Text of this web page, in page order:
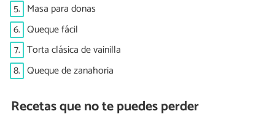
5. Masa para donas
6. Queque fácil
7. Torta clásica de vainilla
8. Queque de zanahoria
Recetas que no te puedes perder